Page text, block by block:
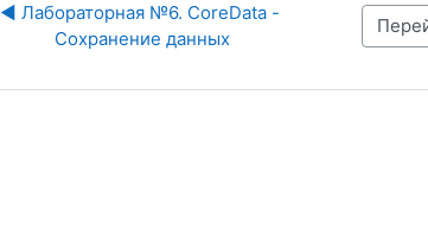
◀︎ Лабораторная №6. CoreData -
Сохранение данных
Перейти на...